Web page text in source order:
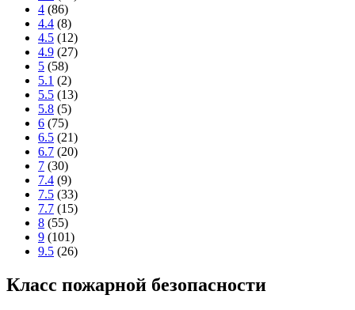
4 (86)
4.4 (8)
4.5 (12)
4.9 (27)
5 (58)
5.1 (2)
5.5 (13)
5.8 (5)
6 (75)
6.5 (21)
6.7 (20)
7 (30)
7.4 (9)
7.5 (33)
7.7 (15)
8 (55)
9 (101)
9.5 (26)
Класс пожарной безопасности